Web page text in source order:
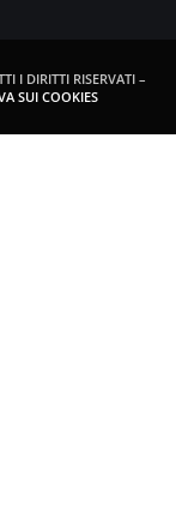
I DIRITTI RISERVATI –
SUI COOKIES